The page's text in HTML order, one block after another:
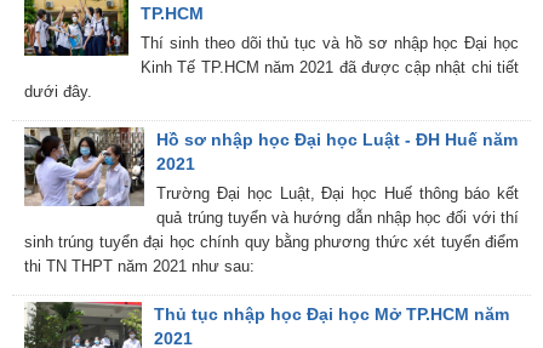
TP.HCM
Thí sinh theo dõi thủ tục và hồ sơ nhập học Đại học
Kinh Tế TP.HCM năm 2021 đã được cập nhật chi tiết
dưới đây.
Hồ sơ nhập học Đại học Luật - ĐH Huế năm
2021
Trường Đại học Luật, Đại học Huế thông báo kết
quả trúng tuyển và hướng dẫn nhập học đối với thí
sinh trúng tuyển đại học chính quy bằng phương thức xét tuyển điểm
thi TN THPT năm 2021 như sau:
Thủ tục nhập học Đại học Mở TP.HCM năm
2021